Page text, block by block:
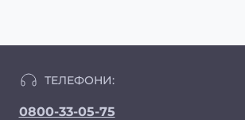
ТЕЛЕФОНИ:
0800-33-05-75